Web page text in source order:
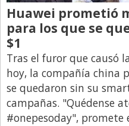
Millonarios
Minuto Lanzamiento
Negocios
Opinion
País
Política
Huawei prometió
para los que se
$1
Tras el furor que causó
hoy, la compañía china
se quedaron sin su
campañas. "Quédense
#onepesoday", promete